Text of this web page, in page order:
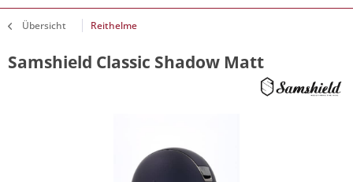
Übersicht Reithelme
Samshield Classic Shadow Matt